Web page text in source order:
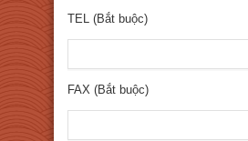
TEL (Bắt buộc)
FAX (Bắt buộc)